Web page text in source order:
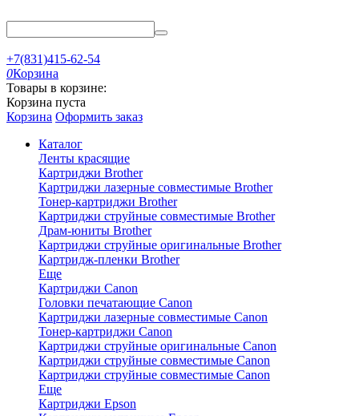
+7(831)415-62-54
0Корзина
Товары в корзине:
Корзина пуста
Корзина Оформить заказ
Каталог
Ленты красящие
Картриджи Brother
Картриджи лазерные совместимые Brother
Тонер-картриджи Brother
Картриджи струйные совместимые Brother
Драм-юниты Brother
Картриджи струйные оригинальные Brother
Картридж-пленки Brother
Еще
Картриджи Canon
Головки печатающие Canon
Картриджи лазерные совместимые Canon
Тонер-картриджи Canon
Картриджи струйные оригинальные Canon
Картриджи струйные совместимые Canon
Картриджи струйные совместимые Canon
Еще
Картриджи Epson